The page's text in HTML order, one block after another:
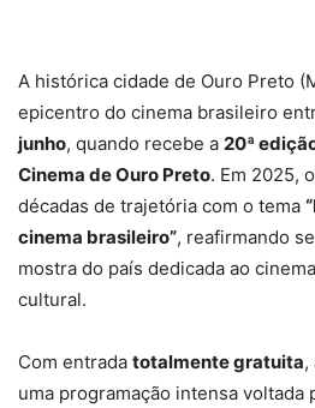
A histórica cidade de Ouro Preto
epicentro do cinema brasileiro
junho, quando recebe a 20ª
Cinema de Ouro Preto. Em 2025,
décadas de trajetória com o tema
cinema brasileiro”, reafirmando
mostra do país dedicada ao
cultural.
Com entrada totalmente gratuita,
uma programação intensa voltada